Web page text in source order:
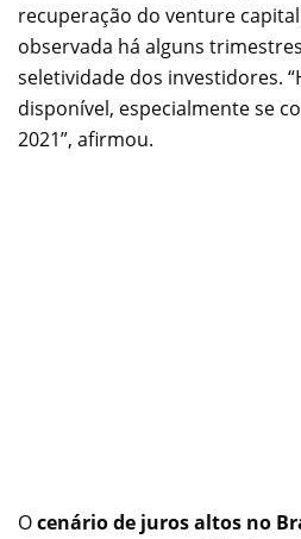
recuperação do venture
observada há alguns
seletividade dos investidores.
disponível, especialmente se
2021”, afirmou.
Ocenário de juros altos no